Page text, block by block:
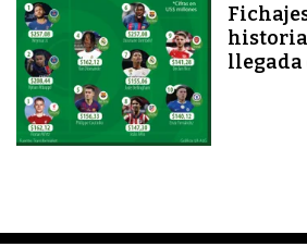
historia
llegada